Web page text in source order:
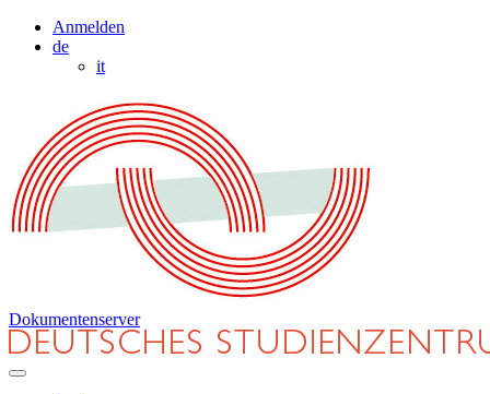
Anmelden
de
it
Dokumentenserver